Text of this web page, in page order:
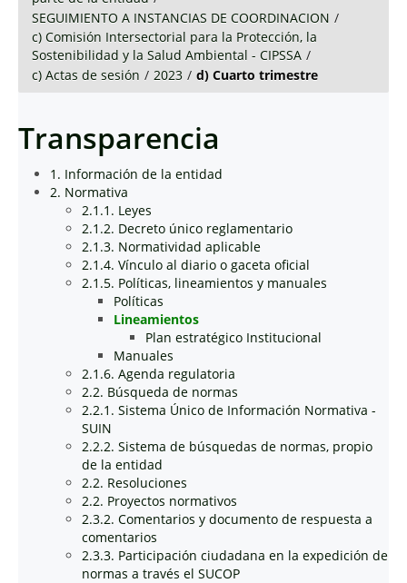
SEGUIMIENTO A INSTANCIAS DE COORDINACION /
c) Comisión Intersectorial para la Protección, la
Sostenibilidad y la Salud Ambiental - CIPSSA /
c) Actas de sesión / 2023 / d) Cuarto trimestre
Transparencia
1. Información de la entidad
2. Normativa
2.1.1. Leyes
2.1.2. Decreto único reglamentario
2.1.3. Normatividad aplicable
2.1.4. Vínculo al diario o gaceta oficial
2.1.5. Políticas, lineamientos y manuales
Políticas
Lineamientos
Plan estratégico Institucional
Manuales
2.1.6. Agenda regulatoria
2.2. Búsqueda de normas
2.2.1. Sistema Único de Información Normativa -
SUIN
2.2.2. Sistema de búsquedas de normas, propio
de la entidad
2.2. Resoluciones
2.2. Proyectos normativos
2.3.2. Comentarios y documento de respuesta a
comentarios
2.3.3. Participación ciudadana en la expedición de
normas a través el SUCOP